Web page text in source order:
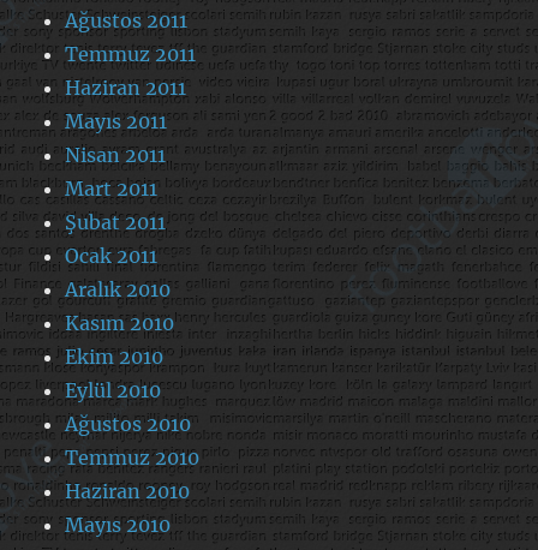
Ağustos 2011
Temmuz 2011
Haziran 2011
Mayıs 2011
Nisan 2011
Mart 2011
Şubat 2011
Ocak 2011
Aralık 2010
Kasım 2010
Ekim 2010
Eylül 2010
Ağustos 2010
Temmuz 2010
Haziran 2010
Mayıs 2010